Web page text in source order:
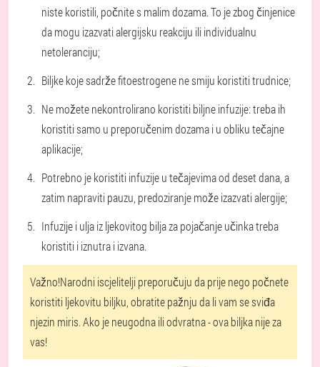
niste koristili, počnite s malim dozama. To je zbog činjenice
da mogu izazvati alergijsku reakciju ili individualnu
netoleranciju;
Biljke koje sadrže fitoestrogene ne smiju koristiti trudnice;
Ne možete nekontrolirano koristiti biljne infuzije: treba ih
koristiti samo u preporučenim dozama i u obliku tečajne
aplikacije;
Potrebno je koristiti infuzije u tečajevima od deset dana, a
zatim napraviti pauzu, predoziranje može izazvati alergije;
Infuzije i ulja iz ljekovitog bilja za pojačanje učinka treba
koristiti i iznutra i izvana.
Važno!Narodni iscjelitelji preporučuju da prije nego počnete
koristiti ljekovitu biljku, obratite pažnju da li vam se sviđa
njezin miris. Ako je neugodna ili odvratna - ova biljka nije za
vas!